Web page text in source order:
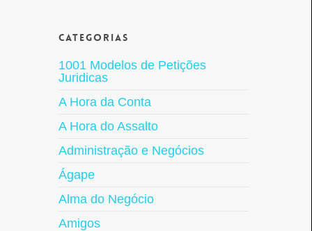
Categorias
1001 Modelos de Petições
Juridicas
A Hora da Conta
A Hora do Assalto
Administração e Negócios
Ágape
Alma do Negócio
Amigos